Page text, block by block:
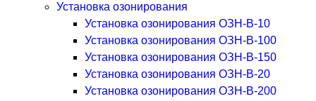
Установка озонирования
Установка озонирования ОЗН-В-10
Установка озонирования ОЗН-В-100
Установка озонирования ОЗН-В-150
Установка озонирования ОЗН-В-20
Установка озонирования ОЗН-В-200